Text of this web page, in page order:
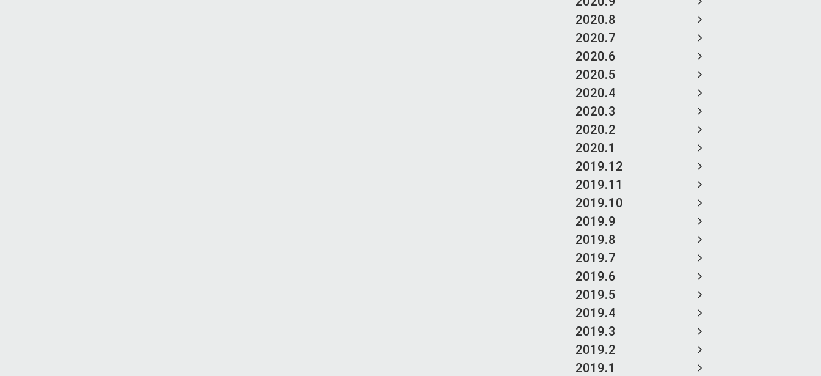
2020.8
2020.7
2020.6
2020.5
2020.4
2020.3
2020.2
2020.1
2019.12
2019.11
2019.10
2019.9
2019.8
2019.7
2019.6
2019.5
2019.4
2019.3
2019.2
2019.1